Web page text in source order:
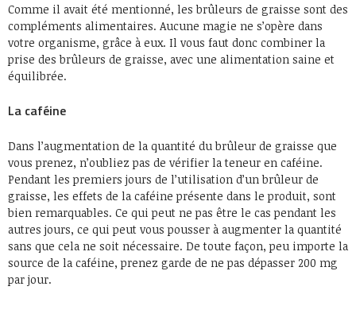
Comme il avait été mentionné, les brûleurs de graisse sont des
compléments alimentaires. Aucune magie ne s’opère dans
votre organisme, grâce à eux. Il vous faut donc combiner la
prise des brûleurs de graisse, avec une alimentation saine et
équilibrée.
La caféine
Dans l’augmentation de la quantité du brûleur de graisse que
vous prenez, n’oubliez pas de vérifier la teneur en caféine.
Pendant les premiers jours de l’utilisation d’un brûleur de
graisse, les effets de la caféine présente dans le produit, sont
bien remarquables. Ce qui peut ne pas être le cas pendant les
autres jours, ce qui peut vous pousser à augmenter la quantité
sans que cela ne soit nécessaire. De toute façon, peu importe la
source de la caféine, prenez garde de ne pas dépasser 200 mg
par jour.